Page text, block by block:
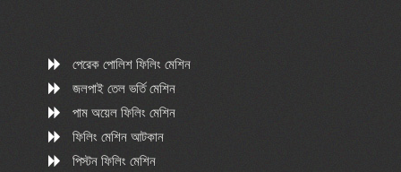
পেরেক পোলিশ ফিলিং মেশিন
জলপাই তেল ভর্তি মেশিন
পাম অয়েল ফিলিং মেশিন
ফিলিং মেশিন আটকান
পিস্টন ফিলিং মেশিন